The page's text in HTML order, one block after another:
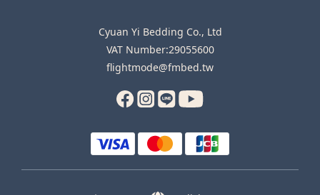
Cyuan Yi Bedding Co., Ltd
VAT Number:29055600
flightmode@fmbed.tw